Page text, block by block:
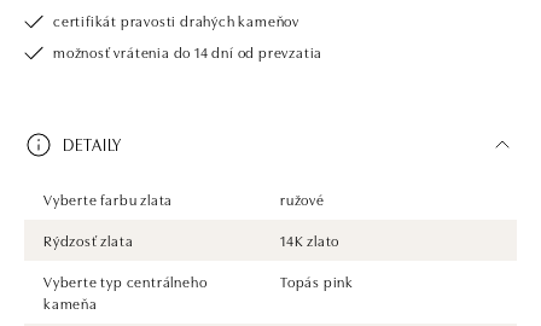
certifikát pravosti drahých kameňov
možnosť vrátenia do 14 dní od prevzatia
DETAILY
Vyberte farbu zlata
ružové
Rýdzosť zlata
14K zlato
Vyberte typ centrálneho
kameňa
Topás pink